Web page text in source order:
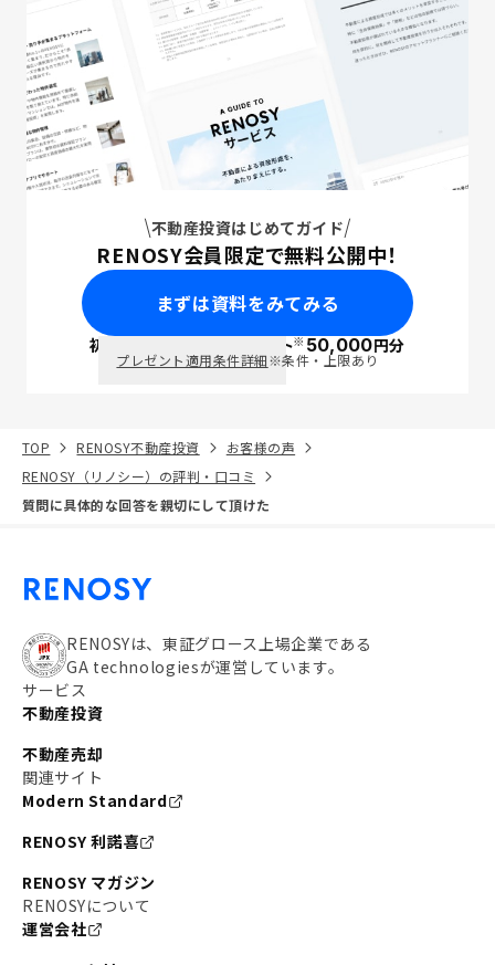
不動産投資はじめてガイド
RENOSY会員限定で無料公開中！
まずは資料をみてみる
初回面談で ポイント※50,000円分
プレゼント適用条件詳細※条件・上限あり
TOP RENOSY不動産投資
お客様の声
RENOSY（リノシー）の評判・口コミ
質問に具体的な回答を親切にして頂けた
RENOSYは、東証グロース上場企業である
GA technologiesが運営しています。
サービス
不動産投資
不動産売却
関連サイト
Modern Standard
RENOSY 利諾喜
RENOSY マガジン
RENOSYについて
運営会社